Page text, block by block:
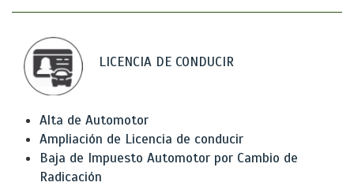
LICENCIA DE CONDUCIR
Alta de Automotor
Ampliación de Licencia de conducir
Baja de Impuesto Automotor por Cambio de
Radicación